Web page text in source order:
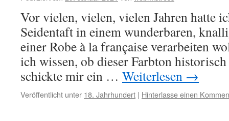
Vor vielen, vielen, vielen Jahren hatte
Seidentaft in einem wunderbaren,
einer Robe à la française verarbeiten
ich wissen, ob dieser Farbton
schickte mir ein … Weiterlesen →
Veröffentlicht unter 18. Jahrhundert | Hinterlasse einen